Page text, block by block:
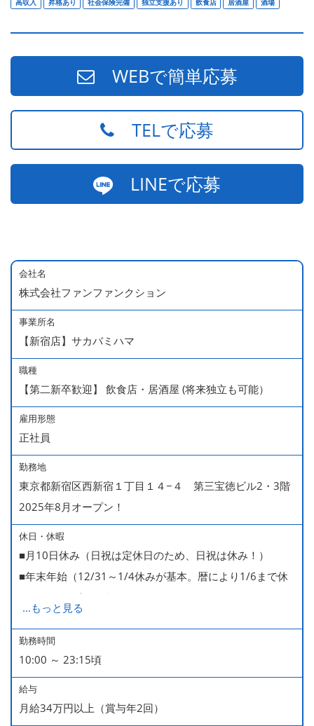
高収入
昇格あり 社会保険完備 独立支援あり 飲食店 居酒屋 酒場
WEBで簡単応募
TELで応募
LINEで応募
会社名
株式会社ファンファンクション
事業所名
【新宿店】サカバミハマ
職種
【第二新卒歓迎】 飲食店・居酒屋 (将来独立も可能）
雇用形態
正社員
勤務地
東京都新宿区西新宿１丁目１４−４ 第三宝徳ビル2・3階
2025年8月オープン！
休日・休暇
■月10日休み（日祝は定休日のため、日祝は休み！）
■年末年始（12/31～1/4休みが基本。暦により1/6まで休
みなどもございます）
■GW・お盆（暦通り）
■有給休暇
■慶弔休暇
■産休・育休（男性育休取得4名・女性産休2名・育休復帰
率100％ ＊2023～2025年実績）
...もっと見る
勤務時間
10:00 ～ 23:15頃
給与
月給34万円以上（賞与年2回）